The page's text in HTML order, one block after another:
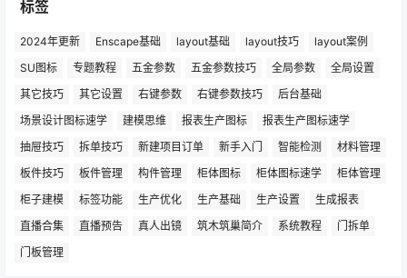
标签
2024年更新 Enscape基础 layout基础 layout技巧
layout案例
SU图标
专题教程 五金参数 五金参数技巧 全局参数
全局设置
其它技巧
其它设置 右键参数 右键参数技巧
后台基础
场景设计图标速学
建模思维 报表生产图标
报表生产图标速学
抽屉技巧
拆单技巧 新建项目订单 新手入门 智能检测
材料管理
板件技巧
板件管理 构件管理 柜体图标 柜体图标速学
柜体管理
柜子建模
标签功能 生产优化 生产基础 生产设置
生成报表
直播合集
直播预告 真人出镜 筑木筑巢简介 系统教程
门拆单
门板管理